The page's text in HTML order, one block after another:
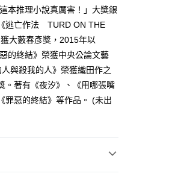
費，但若您需要取消訂單，請聯
訂單仍視為有效，需透過AFTEE
之結帳頁面顯示為準，若有關於
support/home
「AFTEE先享後付」服務完成之
資料，並將交易相關給付款項請
引起之損失，本公司不負相關責
度不足之情形，本公司將視審查
費
費
費
費
本推理小說真厲害！」大獎銀
逃亡作法 TURD ON THE
大藪春彥獎，2015年以
的終結》榮獲中央公論文藝
與殺我的人》榮獲織田作之
。著有《夜汐》、《用哪張嘴
罪惡的終結》等作品。 (未出